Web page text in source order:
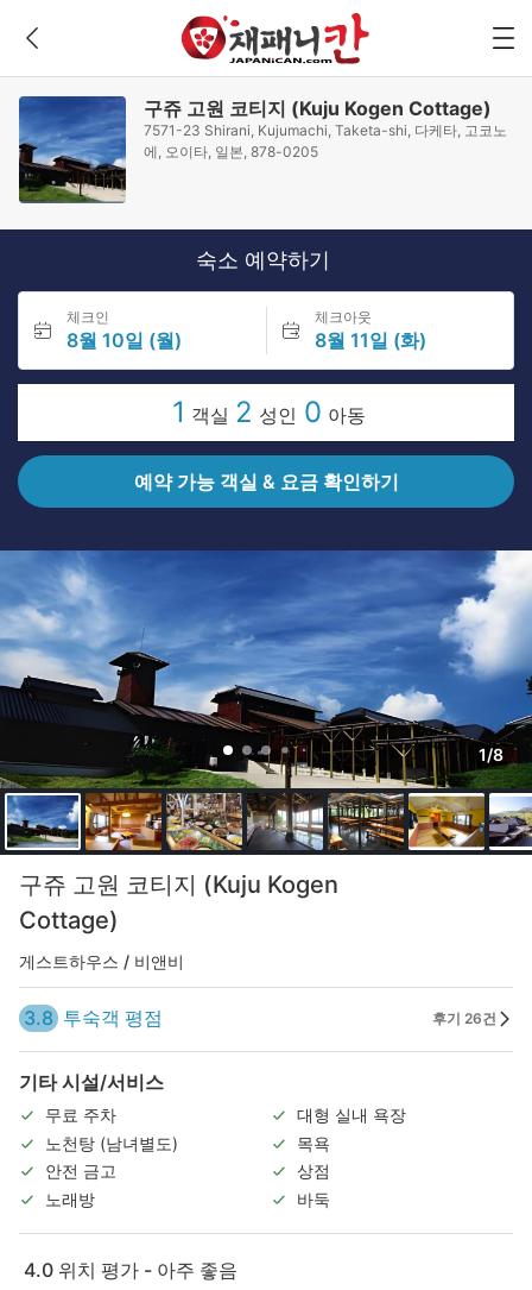
구쥬 고원 코티지 (Kuju Kogen Cottage)
7571-23 Shirani, Kujumachi, Taketa-shi, 다케타, 고코노
에, 오이타, 일본, 878-0205
숙소 예약하기
체크인
8월 10일 (월)
체크아웃
8월 11일 (화)
1 객실 2 성인 0 아동
예약 가능 객실 & 요금 확인하기
1/8
구쥬 고원 코티지 (Kuju Kogen
Cottage)
게스트하우스 / 비앤비
3.8 투숙객 평점 후기 26건
기타 시설/서비스
무료 주차
대형 실내 욕장
노천탕 (남녀별도)
목욕
안전 금고
상점
노래방
바둑
4.0 위치 평가 - 아주 좋음